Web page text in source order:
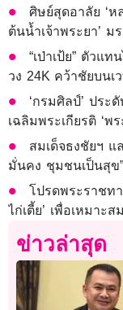
ศิษย์สุดอาลัย ‘ห
ต้นน้ำเจ้าพระยา’
“เป่าเป้ย” ตัวแ
วง 24K คว้าชัยบนเ
‘กรมศิลป์’ ประ
เฉลิมพระเกียรติ ‘พ
สมเด็จธงชัยฯ แ
มั่นคง ชุมชนเป็นสุข”
โปรดพระราชท
ไก่เตี้ย’ เพื่อเหม
ข่าวล่าสุด